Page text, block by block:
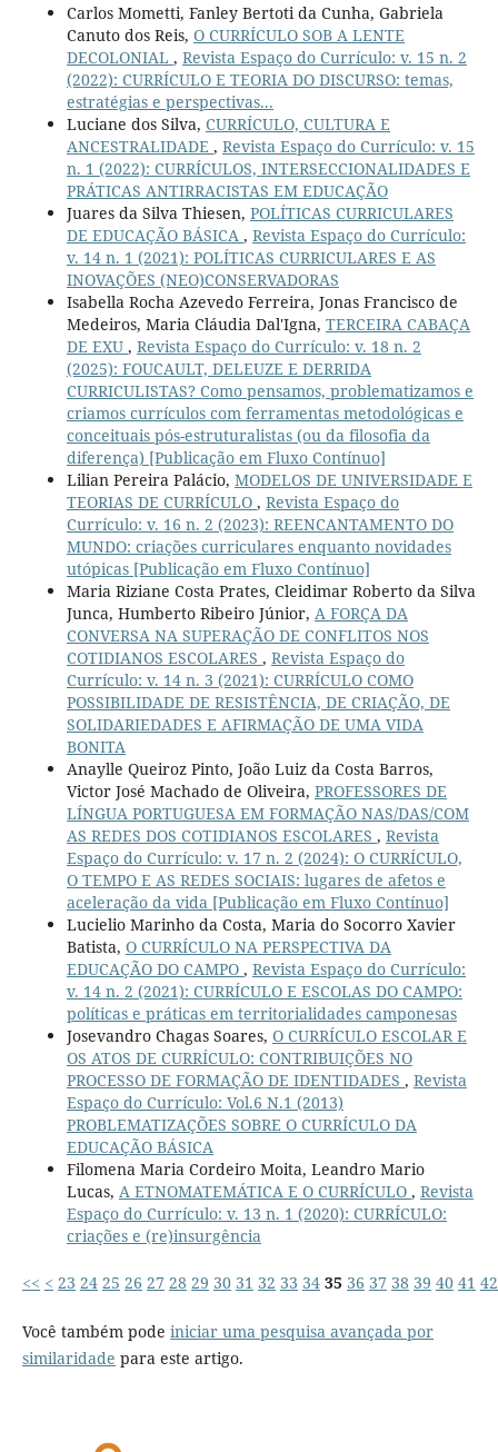
Carlos Mometti, Fanley Bertoti da Cunha, Gabriela
Canuto dos Reis, O CURRÍCULO SOB A LENTE
DECOLONIAL , Revista Espaço do Currículo: v. 15 n. 2
(2022): CURRÍCULO E TEORIA DO DISCURSO: temas,
estratégias e perspectivas...
Luciane dos Silva, CURRÍCULO, CULTURA E
ANCESTRALIDADE , Revista Espaço do Currículo: v. 15
n. 1 (2022): CURRÍCULOS, INTERSECCIONALIDADES E
PRÁTICAS ANTIRRACISTAS EM EDUCAÇÃO
Juares da Silva Thiesen, POLÍTICAS CURRICULARES
DE EDUCAÇÃO BÁSICA , Revista Espaço do Currículo:
v. 14 n. 1 (2021): POLÍTICAS CURRICULARES E AS
INOVAÇÕES (NEO)CONSERVADORAS
Isabella Rocha Azevedo Ferreira, Jonas Francisco de
Medeiros, Maria Cláudia Dal'Igna, TERCEIRA CABAÇA
DE EXU , Revista Espaço do Currículo: v. 18 n. 2
(2025): FOUCAULT, DELEUZE E DERRIDA
CURRICULISTAS? Como pensamos, problematizamos e
criamos currículos com ferramentas metodológicas e
conceituais pós-estruturalistas (ou da filosofia da
diferença) [Publicação em Fluxo Contínuo]
Lilian Pereira Palácio, MODELOS DE UNIVERSIDADE E
TEORIAS DE CURRÍCULO , Revista Espaço do
Currículo: v. 16 n. 2 (2023): REENCANTAMENTO DO
MUNDO: criações curriculares enquanto novidades
utópicas [Publicação em Fluxo Contínuo]
Maria Riziane Costa Prates, Cleidimar Roberto da Silva
Junca, Humberto Ribeiro Júnior, A FORÇA DA
CONVERSA NA SUPERAÇÃO DE CONFLITOS NOS
COTIDIANOS ESCOLARES , Revista Espaço do
Currículo: v. 14 n. 3 (2021): CURRÍCULO COMO
POSSIBILIDADE DE RESISTÊNCIA, DE CRIAÇÃO, DE
SOLIDARIEDADES E AFIRMAÇÃO DE UMA VIDA
BONITA
Anaylle Queiroz Pinto, João Luiz da Costa Barros,
Victor José Machado de Oliveira, PROFESSORES DE
LÍNGUA PORTUGUESA EM FORMAÇÃO NAS/DAS/COM
AS REDES DOS COTIDIANOS ESCOLARES , Revista
Espaço do Currículo: v. 17 n. 2 (2024): O CURRÍCULO,
O TEMPO E AS REDES SOCIAIS: lugares de afetos e
aceleração da vida [Publicação em Fluxo Contínuo]
Lucielio Marinho da Costa, Maria do Socorro Xavier
Batista, O CURRÍCULO NA PERSPECTIVA DA
EDUCAÇÃO DO CAMPO , Revista Espaço do Currículo:
v. 14 n. 2 (2021): CURRÍCULO E ESCOLAS DO CAMPO:
políticas e práticas em territorialidades camponesas
Josevandro Chagas Soares, O CURRÍCULO ESCOLAR E
OS ATOS DE CURRÍCULO: CONTRIBUIÇÕES NO
PROCESSO DE FORMAÇÃO DE IDENTIDADES , Revista
Espaço do Currículo: Vol.6 N.1 (2013)
PROBLEMATIZAÇÕES SOBRE O CURRÍCULO DA
EDUCAÇÃO BÁSICA
Filomena Maria Cordeiro Moita, Leandro Mario
Lucas, A ETNOMATEMÁTICA E O CURRÍCULO , Revista
Espaço do Currículo: v. 13 n. 1 (2020): CURRÍCULO:
criações e (re)insurgência
<< < 23 24 25 26 27 28 29 30 31 32 33 34 35 36 37 38 39 40 41 42
Você também pode iniciar uma pesquisa avançada por
similaridade para este artigo.